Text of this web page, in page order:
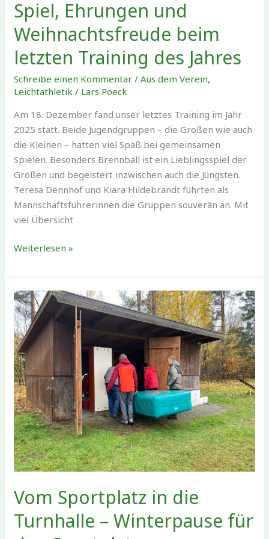
Spiel, Ehrungen und
Weihnachtsfreude beim
letzten Training des Jahres
Schreibe einen Kommentar /Aus dem Verein,
Leichtathletik / Lars Poeck
Am 18. Dezember fand unser letztes Training im Jahr
2025 statt. Beide Jugendgruppen – die Großen wie auch
die Kleinen – hatten viel Spaß bei gemeinsamen
Spielen. Besonders Brennball ist ein Lieblingsspiel der
Großen und begeistert inzwischen auch die Jüngsten.
Teresa Dennhof und Kiara Hildebrandt führten als
Mannschaftsführerinnen die Gruppen souverän an. Mit
viel Übersicht
Spiel,
und
Weihnachtsfreude
beim
letzten
Training
des
Jahres
Weiterlesen »
Vom Sportplatz in die
Turnhalle – Winterpause für